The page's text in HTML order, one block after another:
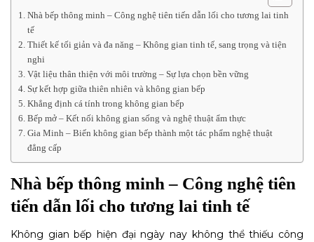
Nhà bếp thông minh – Công nghệ tiên tiến dẫn lối cho tương lai tinh
tế
Thiết kế tối giản và đa năng – Không gian tinh tế, sang trọng và tiện
nghi
Vật liệu thân thiện với môi trường – Sự lựa chọn bền vững
Sự kết hợp giữa thiên nhiên và không gian bếp
Khẳng định cá tính trong không gian bếp
Bếp mở – Kết nối không gian sống và nghệ thuật ẩm thực
Gia Minh – Biến không gian bếp thành một tác phẩm nghệ thuật
đẳng cấp
Nhà bếp thông minh – Công nghệ tiên
tiến dẫn lối cho tương lai tinh tế
Không gian bếp hiện đại ngày nay không thể thiếu công